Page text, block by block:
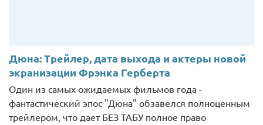
Дюна: Трейлер, дата выхода и актеры новой
экранизации Фрэнка Герберта
Один из самых ожидаемых фильмов года -
фантастический эпос "Дюна" обзавелся полноценным
трейлером, что дает БЕЗ ТАБУ полное право